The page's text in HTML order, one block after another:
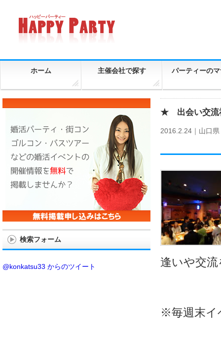
ホーム 主催会社で探す パーティーの
★ 出会い交流
2016.2.24｜ 山口県
逢いや交
※毎週末イ
検索フォーム
@konkatsu33 からのツイート